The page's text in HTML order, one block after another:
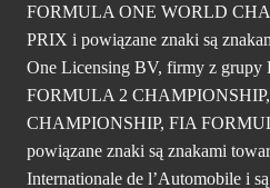
FORMULA ONE WORLD
PRIX i powiązane znaki są
One Licensing BV, firmy z grupy
FORMULA 2
CHAMPIONSHIP, FIA
powiązane znaki są znakami
Internationale de l’Automobile i